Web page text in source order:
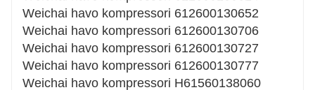
Weichai havo kompressori 612600130652
Weichai havo kompressori 612600130706
Weichai havo kompressori 612600130727
Weichai havo kompressori 612600130777
Weichai havo kompressori H61560138060